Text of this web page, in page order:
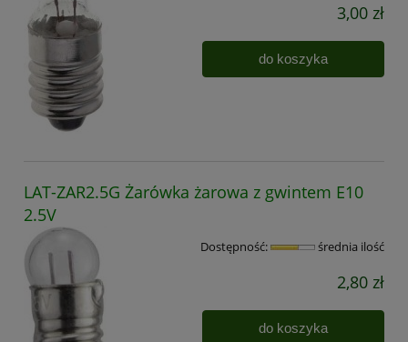
3,00 zł
do koszyka
LAT-ZAR2.5G Żarówka żarowa z gwintem E10
2.5V
Dostępność: średnia ilość
2,80 zł
do koszyka